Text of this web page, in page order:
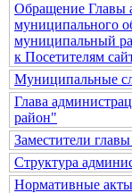
Обращение Главы
муниципального
муниципальный
к Посетителям
Муниципальные
Глава
район"
Заместители
Структура
Нормативные акты